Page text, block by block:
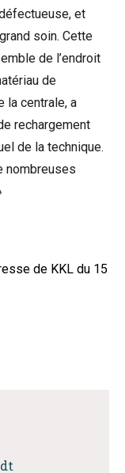
et
soin. Cette
de l’endroit
de
la centrale, a
rechargement
de la technique.
nombreuses
de KKL du 15